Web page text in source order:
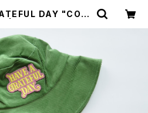
DAY "COR
ORE